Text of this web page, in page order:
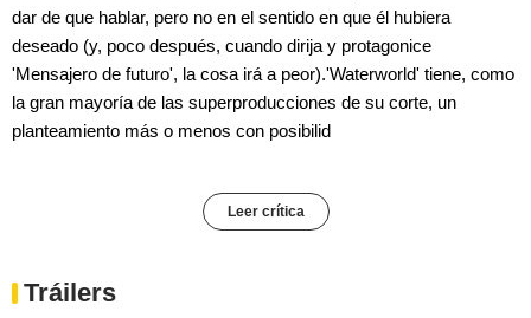
dar de que hablar, pero no en el sentido en que él hubiera
deseado (y, poco después, cuando dirija y protagonice
'Mensajero de futuro', la cosa irá a peor).'Waterworld' tiene, como
la gran mayoría de las superproducciones de su corte, un
planteamiento más o menos con posibilid
Leer crítica
Tráilers